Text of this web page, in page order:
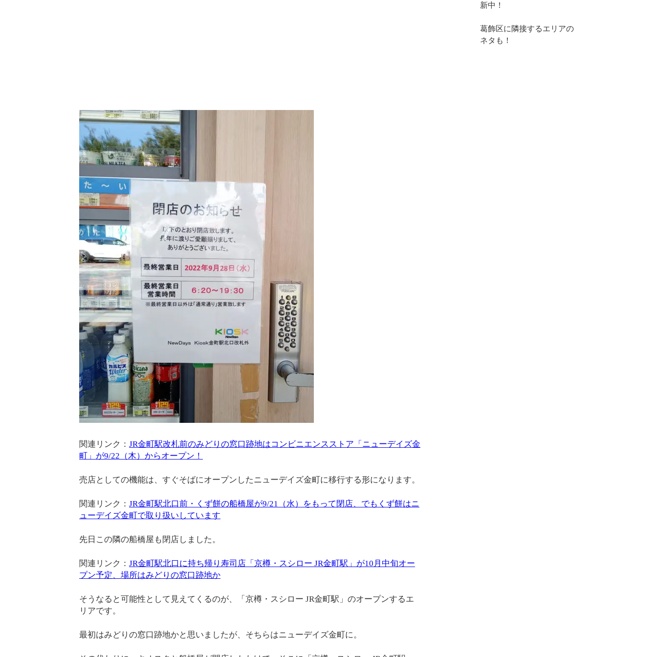
関連リンク： JR金町駅改札前のみどりの窓口跡地はコンビニエンスストア「ニューデイズ金
町」が9/22（木）からオープン！
売店としての機能は、すぐそばにオープンしたニューデイズ金町に移行する形になります。
関連リンク： JR金町駅北口前・くず餅の船橋屋が9/21（水）をもって閉店、でもくず餅はニ
ューデイズ金町で取り扱いしています
先日この隣の船橋屋も閉店しました。
関連リンク： JR金町駅北口に持ち帰り寿司店「京樽・スシロー JR金町駅」が10月中旬オー
プン予定、場所はみどりの窓口跡地か
そうなると可能性として見えてくるのが、「京樽・スシロー JR金町駅」のオープンするエ
リアです。
最初はみどりの窓口跡地かと思いましたが、そちらはニューデイズ金町に。
新中！
葛飾区に隣接するエリアの
ネタも！